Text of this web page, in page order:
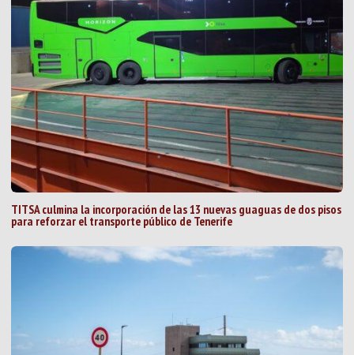
TITSA culmina la incorporación de las 13 nuevas guaguas de dos pisos
para reforzar el transporte público de Tenerife